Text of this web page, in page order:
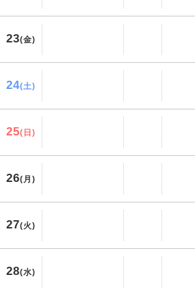
23(金)
24(土)
25(日)
26(月)
27(火)
28(水)